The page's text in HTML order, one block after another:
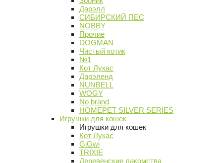
Дарэлл
СИБИРСКИЙ ПЕС
NOBBY
Прочие
DOGMAN
Чистый котик
№1
Кот Лукас
Дарэленд
NUNBELL
WOGY
No brand
HOMEPET SILVER SERIES
Игрушки для кошек
Игрушки для кошек
Кот Лукас
GiGwi
TRIXIE
Деревенские лакомства